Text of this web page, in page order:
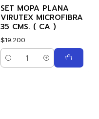
SET MOPA PLANA
VIRUTEX MICROFIBRA
35 CMS. ( CA )
$19.200
Cantidad